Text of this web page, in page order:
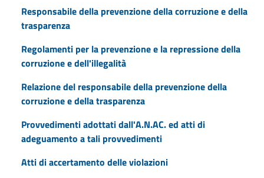
Responsabile della prevenzione della corruzione e della
trasparenza
Regolamenti per la prevenzione e la repressione della
corruzione e dell'illegalità
Relazione del responsabile della prevenzione della
corruzione e della trasparenza
Provvedimenti adottati dall'A.N.AC. ed atti di
adeguamento a tali provvedimenti
Atti di accertamento delle violazioni